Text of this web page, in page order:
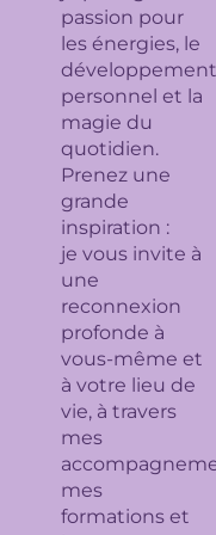
passion pour
les énergies, le
développement
personnel et la
magie du
quotidien.
Prenez une
grande
inspiration :
je vous invite à
une
reconnexion
profonde à
vous-même et
à votre lieu de
vie, à travers
mes
mes
formations et